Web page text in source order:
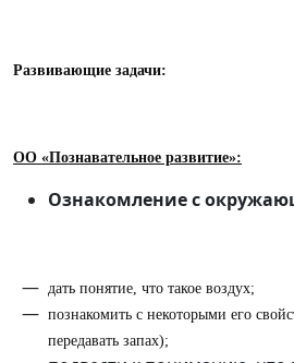
Развивающие задачи:
ОО «Познавательное развитие»:
Ознакомление с
дать понятие, что такое воздух;
познакомить с некоторыми его
передавать запах);